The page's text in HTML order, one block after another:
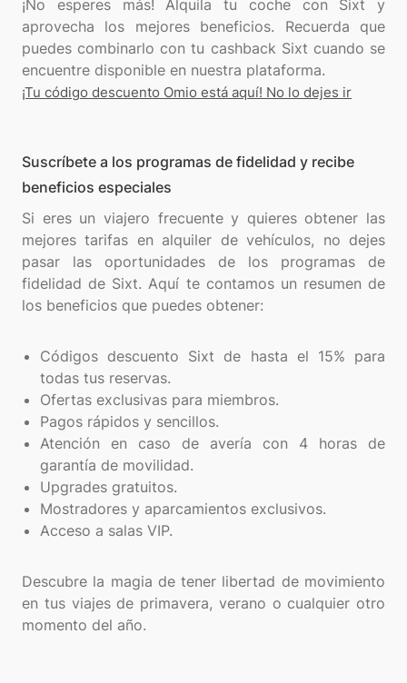
¡No esperes más! Alquila tu coche con Sixt y
aprovecha los mejores beneficios. Recuerda que
puedes combinarlo con tu cashback Sixt cuando se
¡Tu código descuento Omio está aquí! No lo dejes ir
Suscríbete a los programas de fidelidad y recibe
beneficios especiales
Si eres un viajero frecuente y quieres obtener las
mejores tarifas en alquiler de vehículos, no dejes
pasar las oportunidades de los programas de
fidelidad de Sixt. Aquí te contamos un resumen de
los beneficios que puedes obtener:
Códigos descuento Sixt de hasta el 15% para
todas tus reservas.
Ofertas exclusivas para miembros.
Pagos rápidos y sencillos.
Atención en caso de avería con 4 horas de
garantía de movilidad.
Upgrades gratuitos.
Mostradores y aparcamientos exclusivos.
Acceso a salas VIP.
Descubre la magia de tener libertad de movimiento
en tus viajes de primavera, verano o cualquier otro